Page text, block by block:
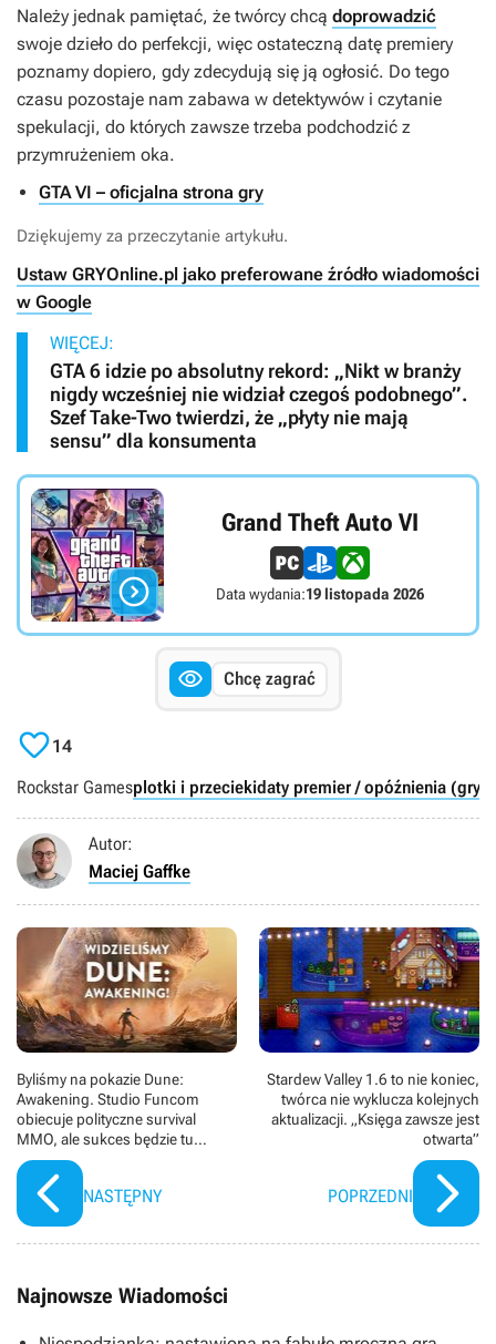
Należy jednak pamiętać, że twórcy chcą doprowadzić
swoje dzieło do perfekcji, więc ostateczną datę premiery
poznamy dopiero, gdy zdecydują się ją ogłosić. Do tego
czasu pozostaje nam zabawa w detektywów i czytanie
spekulacji, do których zawsze trzeba podchodzić z
przymrużeniem oka.
GTA VI – oficjalna strona gry
Dziękujemy za przeczytanie artykułu.
Ustaw GRYOnline.pl jako preferowane źródło wiadomości
w Google
WIĘCEJ:
GTA 6 idzie po absolutny rekord: „Nikt w branży
nigdy wcześniej nie widział czegoś podobnego”.
Szef Take-Two twierdzi, że „płyty nie mają
sensu” dla konsumenta

Grand Theft Auto VI
Data wydania:19 listopada 2026
 Chcę zagrać
14
Rockstar Gamesplotki i przeciekidaty premier / opóźnienia (gry)
Autor:
Maciej Gaffke
Byliśmy na pokazie Dune:
Awakening. Studio Funcom
obiecuje polityczne survival
MMO, ale sukces będzie tu
zależał głównie od graczy
NASTĘPNY
Stardew Valley 1.6 to nie koniec,
twórca nie wyklucza kolejnych
aktualizacji. „Księga zawsze jest
otwarta”
POPRZEDNI
Najnowsze Wiadomości